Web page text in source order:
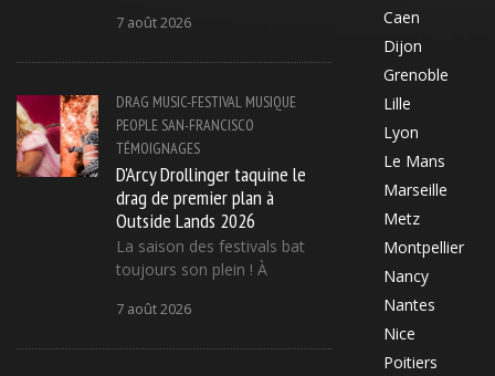
7 août 2026
DRAG MUSIC-FESTIVAL MUSIQUE
PEOPLE SAN-FRANCISCO
TÉMOIGNAGES
D'Arcy Drollinger taquine le
drag de premier plan à
Outside Lands 2026
La saison des festivals bat
toujours son plein ! À
7 août 2026
Caen
Dijon
Grenoble
Lille
Lyon
Le Mans
Marseille
Metz
Montpellier
Nancy
Nantes
Nice
Poitiers